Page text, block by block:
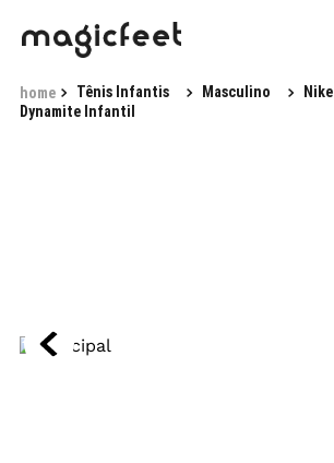
Tênis Infantis Masculino Nike
Dynamite Infantil